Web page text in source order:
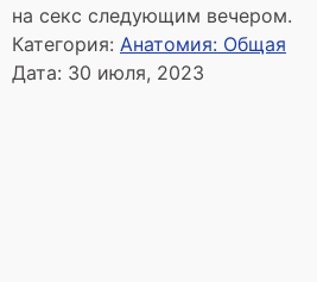
на секс следующим вечером.
Категория: Анатомия: Общая
Дата: 30 июля, 2023